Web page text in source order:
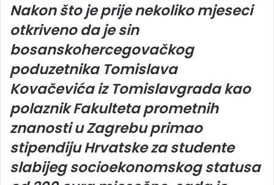
Nakon što je prije nekoliko mjeseci
otkriveno da je sin
bosanskohercegovačkog
poduzetnika Tomislava
Kovačevića iz Tomislavgrada kao
polaznik Fakulteta prometnih
znanosti u Zagrebu primao
stipendiju Hrvatske za studente
slabijeg socioekonomskog statusa